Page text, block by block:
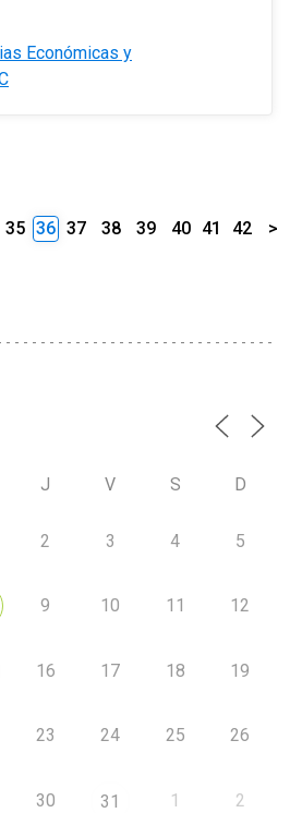
Económicas y
35 36 37 38 39 40 41 42 >
J V S D
2 3 4 5
9 10 11 12
16 17 18 19
23 24 25 26
30 31 1 2